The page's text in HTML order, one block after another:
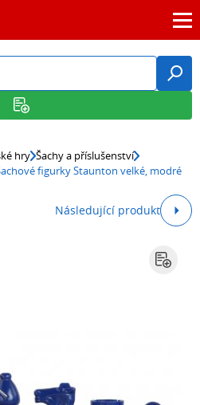
hry Šachy a příslušenství
figurky Staunton velké, modré
Následující produkt